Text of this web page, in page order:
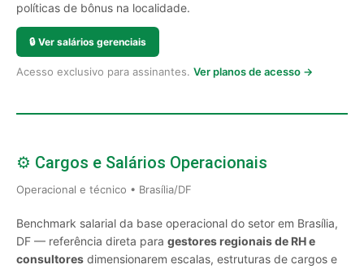
políticas de bônus na localidade.
🔒 Ver salários gerenciais
Acesso exclusivo para assinantes. Ver planos de acesso →
⚙️ Cargos e Salários Operacionais
Operacional e técnico • Brasília/DF
Benchmark salarial da base operacional do setor em Brasília,
DF — referência direta para gestores regionais de RH e
consultores dimensionarem escalas, estruturas de cargos e